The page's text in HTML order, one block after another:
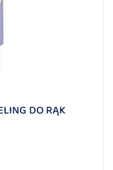
DO RĄK